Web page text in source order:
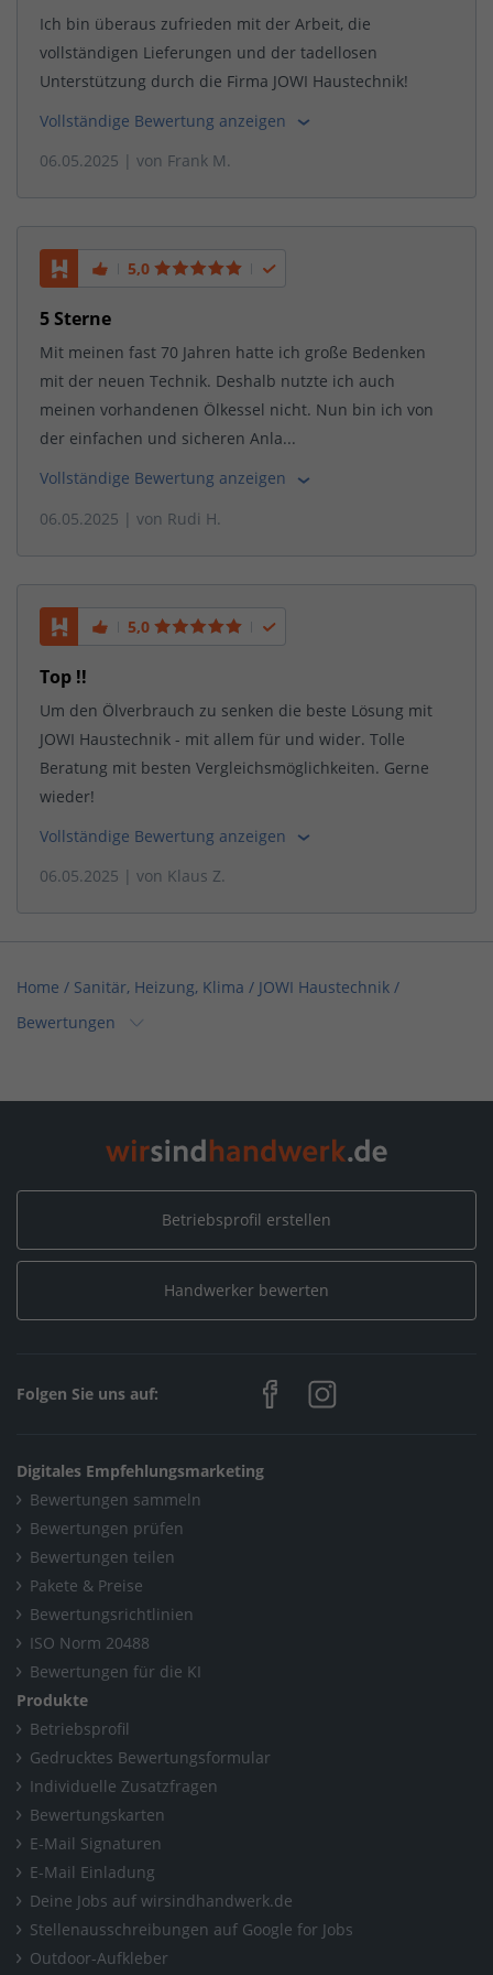
Ich bin überaus zufrieden mit der Arbeit, die
vollständigen Lieferungen und der tadellosen
Unterstützung durch die Firma JOWI Haustechnik!
Vollständige Bewertung anzeigen
06.05.2025 | von Frank M.
5,0
5 Sterne
Mit meinen fast 70 Jahren hatte ich große Bedenken
mit der neuen Technik. Deshalb nutzte ich auch
meinen vorhandenen Ölkessel nicht. Nun bin ich von
der einfachen und sicheren Anla...
Vollständige Bewertung anzeigen
06.05.2025 | von Rudi H.
5,0
Top !!
Um den Ölverbrauch zu senken die beste Lösung mit
JOWI Haustechnik - mit allem für und wider. Tolle
Beratung mit besten Vergleichsmöglichkeiten. Gerne
wieder!
Vollständige Bewertung anzeigen
06.05.2025 | von Klaus Z.
Home / Sanitär, Heizung, Klima / JOWI Haustechnik /
Bewertungen
JOWI Haustechnik / Bewertungen
Sanitär, Heizung, Klima / Heizungsbau & Klimatechnik
/ JOWI Haustechnik / Bewertungen
Sanitär, Heizung, Klima / Bad & Sanitär
JOWI Haustechnik / Bewertungen
Home
Betriebsprofil erstellen
Handwerker bewerten
Folgen Sie uns auf:
Digitales Empfehlungsmarketing
Bewertungen sammeln
Bewertungen prüfen
Bewertungen teilen
Pakete & Preise
Bewertungsrichtlinien
ISO Norm 20488
Bewertungen für die KI
Produkte
Betriebsprofil
Gedrucktes Bewertungsformular
Individuelle Zusatzfragen
Bewertungskarten
E-Mail Signaturen
E-Mail Einladung
Deine Jobs auf wirsindhandwerk.de
Stellenausschreibungen auf Google for Jobs
Outdoor-Aufkleber